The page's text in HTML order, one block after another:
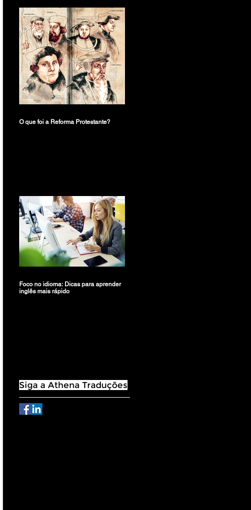
O que foi a Reforma Protestante?
Foco no idioma: Dicas para aprender
inglês mais rápido
Siga a Athena Traduções